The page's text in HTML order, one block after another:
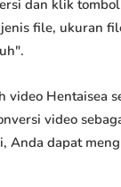
dan klik
file, ukuran
video Hentaisea
video
Anda dapat